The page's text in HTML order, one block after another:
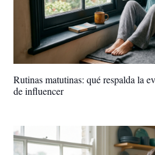
Rutinas matutinas: qué respalda la
de influencer